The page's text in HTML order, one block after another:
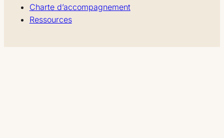
Charte d’accompagnement
Ressources